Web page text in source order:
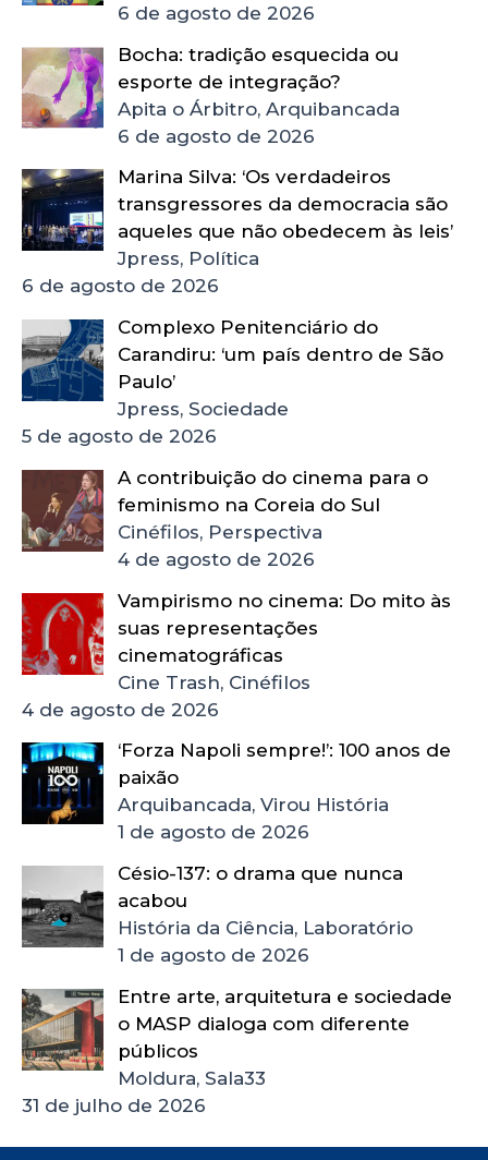
6 de agosto de 2026
Bocha: tradição esquecida ou
esporte de integração?
Apita o Árbitro, Arquibancada
6 de agosto de 2026
Marina Silva: ‘Os verdadeiros
transgressores da democracia são
aqueles que não obedecem às leis’
Jpress, Política
6 de agosto de 2026
Complexo Penitenciário do
Carandiru: ‘um país dentro de São
Paulo’
Jpress, Sociedade
5 de agosto de 2026
A contribuição do cinema para o
feminismo na Coreia do Sul
Cinéfilos, Perspectiva
4 de agosto de 2026
Vampirismo no cinema: Do mito às
suas representações
cinematográficas
Cine Trash, Cinéfilos
4 de agosto de 2026
‘Forza Napoli sempre!’: 100 anos de
paixão
Arquibancada, Virou História
1 de agosto de 2026
Césio-137: o drama que nunca
acabou
História da Ciência, Laboratório
1 de agosto de 2026
Entre arte, arquitetura e sociedade
o MASP dialoga com diferente
públicos
Moldura, Sala33
31 de julho de 2026